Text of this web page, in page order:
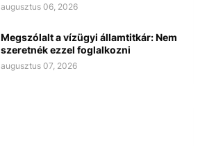
augusztus 06, 2026
Megszólalt a vízügyi államtitkár: Nem
szeretnék ezzel foglalkozni
augusztus 07, 2026